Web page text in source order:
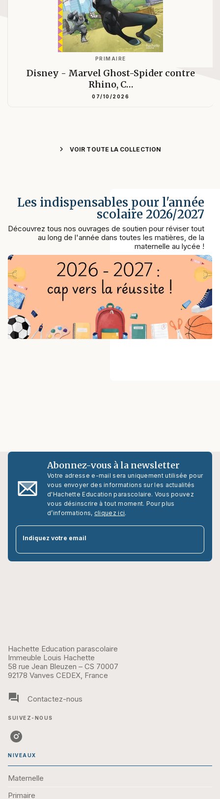
PRIMAIRE
Disney - Marvel Ghost-Spider contre
Rhino, C…
07/10/2026
chevron_right VOIR TOUTE LA COLLECTION
Les indispensables pour l'année
scolaire 2026/2027
Découvrez tous nos ouvrages de soutien pour réviser tout
au long de l'année dans toutes les matières, de la
maternelle au lycée !
Abonnez-vous à la newsletter
Votre adresse e-mail sera uniquement utilisée pour
vous envoyer des informations sur les actualités
d'Hachette Education parascolaire. Vous pouvez
vous désinscrire à tout moment. Pour plus
d’informations, cliquez ici.
Indiquez votre email
Hachette Education parascolaire
Immeuble Louis Hachette
58 rue Jean Bleuzen – CS 70007
92178 Vanves CEDEX, France
question_answer Contactez-nous
SUIVEZ-NOUS
NIVEAUX
Maternelle
Primaire